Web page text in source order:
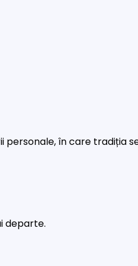
în care tradiția
departe.